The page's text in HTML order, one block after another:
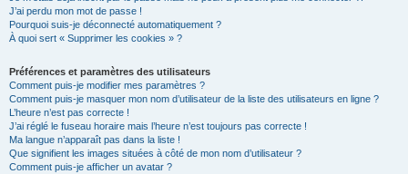
J’ai perdu mon mot de passe !
Pourquoi suis-je déconnecté automatiquement ?
À quoi sert « Supprimer les cookies » ?
Préférences et paramètres des utilisateurs
Comment puis-je modifier mes paramètres ?
Comment puis-je masquer mon nom d’utilisateur de la liste des utilisateurs en ligne ?
L’heure n’est pas correcte !
J’ai réglé le fuseau horaire mais l’heure n’est toujours pas correcte !
Ma langue n’apparaît pas dans la liste !
Que signifient les images situées à côté de mon nom d’utilisateur ?
Comment puis-je afficher un avatar ?